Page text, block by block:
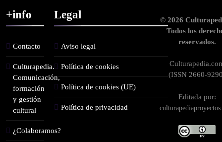
+info
Contacto
Culturapedia.
Comunicación,
formación
y gestión
cultural
¿Colaboramos?
Legal
Aviso legal
Política de cookies
Política de cookies (UE)
Política de privacidad
© 2026
Todos los
reservados.
(ISSN 2660-
Editada por: